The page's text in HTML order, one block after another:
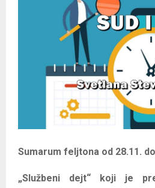
Sumarum feljtona od 28.11.
„Službeni dejt“ koji je